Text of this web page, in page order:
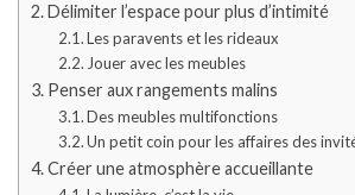
Délimiter l’espace pour plus d’intimité
Les paravents et les rideaux
Jouer avec les meubles
Penser aux rangements malins
Des meubles multifonctions
Un petit coin pour les affaires des
Créer une atmosphère accueillante